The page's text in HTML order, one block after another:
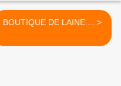
BOUTIQUE DE LAINE.... >